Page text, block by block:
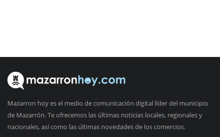
Mazarron hoy es el medio de comunicación digital líder del municipio
de Mazarrón. Te ofrecemos las últimas noticias locales, regionales y
nacionales, así como las últimas novedades de los comercios.